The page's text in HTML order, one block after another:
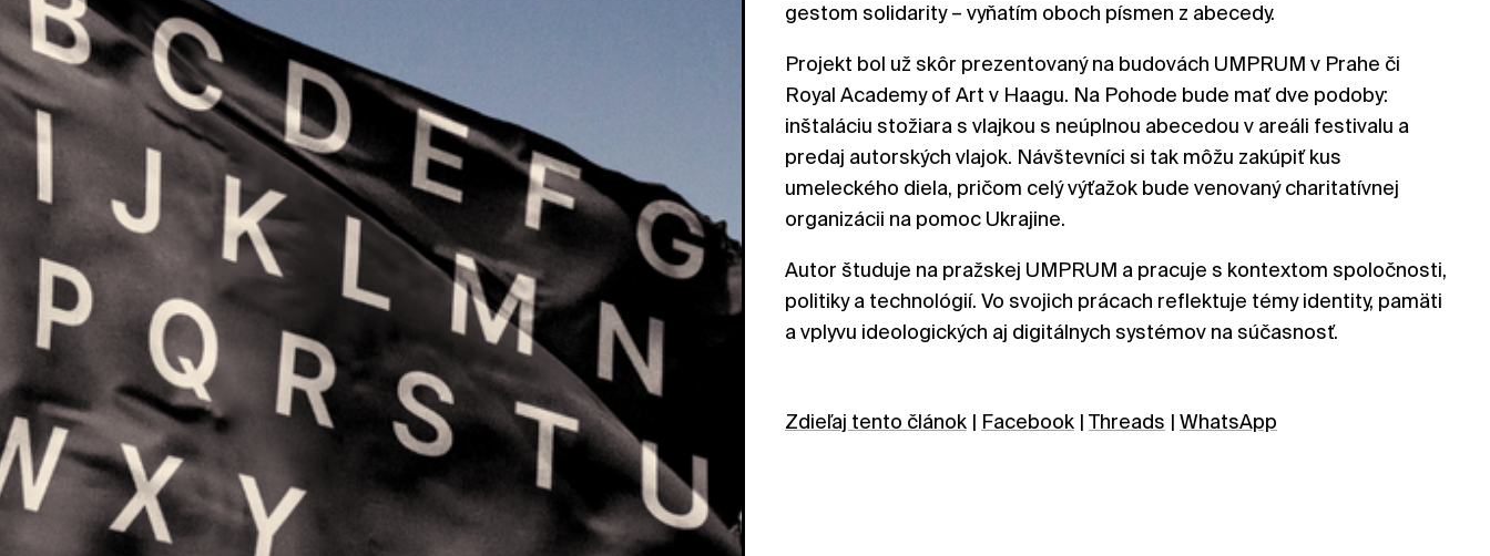
gestom solidarity – vyňatím oboch písmen z abecedy.
Projekt bol už skôr prezentovaný na budovách UMPRUM v Prahe či
Royal Academy of Art v Haagu. Na Pohode bude mať dve podoby:
inštaláciu stožiara s vlajkou s neúplnou abecedou v areáli festivalu a
predaj autorských vlajok. Návštevníci si tak môžu zakúpiť kus
umeleckého diela, pričom celý výťažok bude venovaný charitatívnej
organizácii na pomoc Ukrajine.
Autor študuje na pražskej UMPRUM a pracuje s kontextom spoločnosti,
politiky a technológií. Vo svojich prácach reflektuje témy identity, pamäti
a vplyvu ideologických aj digitálnych systémov na súčasnosť.
Zdieľaj tento článok | Facebook | Threads | WhatsApp